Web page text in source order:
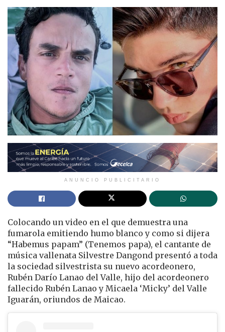
ANUNCIO PUBLICITARIO
Colocando un video en el que demuestra una
fumarola emitiendo humo blanco y como si dijera
“Habemus papam” (Tenemos papa), el cantante de
música vallenata Silvestre Dangond presentó a toda
la sociedad silvestrista su nuevo acordeonero,
Rubén Darío Lanao del Valle, hijo del acordeonero
fallecido Rubén Lanao y Micaela ‘Micky’ del Valle
Iguarán, oriundos de Maicao.